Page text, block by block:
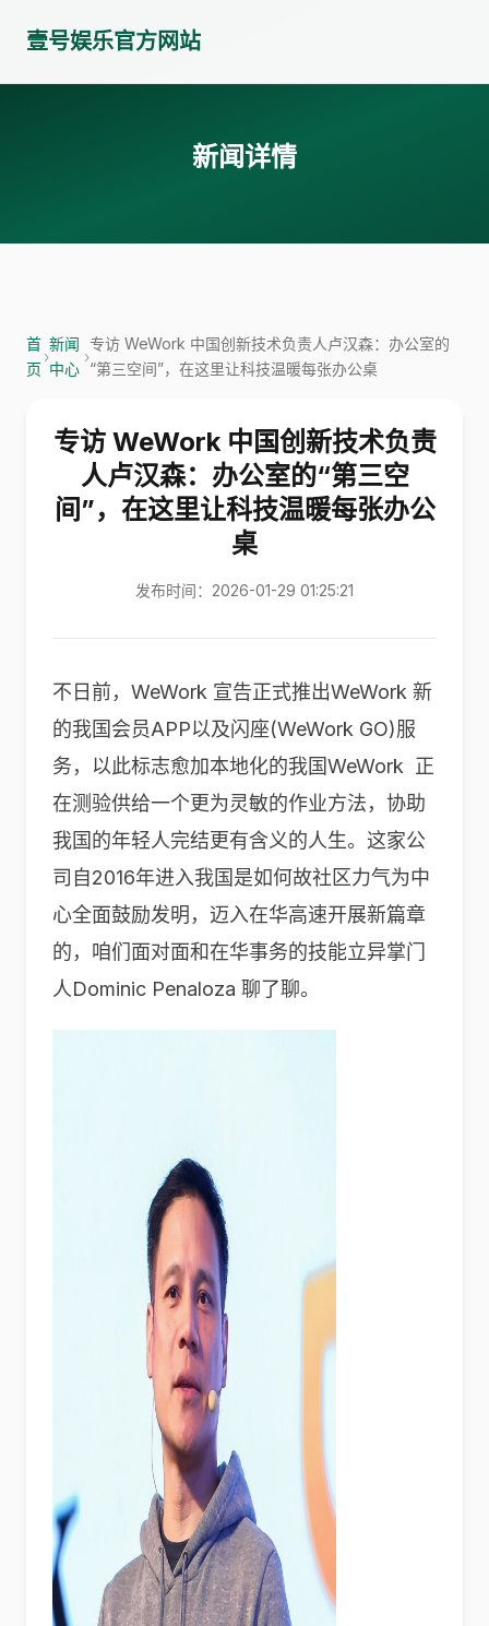
壹号娱乐官方网站
新闻详情
首
页
›
新闻
中心
›
专访 WeWork 中国创新技术负责人卢汉森：办公室的
“第三空间”，在这里让科技温暖每张办公桌
专访 WeWork 中国创新技术负责
人卢汉森：办公室的“第三空
间”，在这里让科技温暖每张办公
桌
发布时间：2026-01-29 01:25:21
不日前，WeWork 宣告正式推出WeWork 新
的我国会员APP以及闪座(WeWork GO)服
务，以此标志愈加本地化的我国WeWork 正
在测验供给一个更为灵敏的作业方法，协助
我国的年轻人完结更有含义的人生。这家公
司自2016年进入我国是如何故社区力气为中
心全面鼓励发明，迈入在华高速开展新篇章
的，咱们面对面和在华事务的技能立异掌门
人Dominic Penaloza 聊了聊。